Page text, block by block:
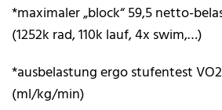
*maximaler „block“ 59,5 netto-
(1252k rad, 110k lauf, 4x swim,…)
*ausbelastung ergo stufentest
(ml/kg/min)